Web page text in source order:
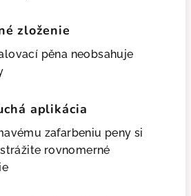
zloženie
pěna neobsahuje
aplikácia
zafarbeniu peny si
rovnomerné